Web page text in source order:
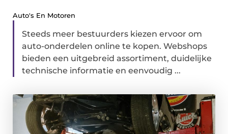
Auto's En Motoren
Steeds meer bestuurders kiezen ervoor om
auto-onderdelen online te kopen. Webshops
bieden een uitgebreid assortiment, duidelijke
technische informatie en eenvoudig ...